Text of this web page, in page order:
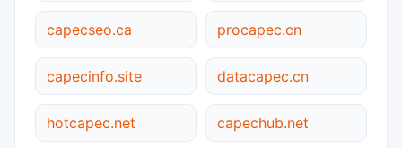
capecseo.ca procapec.cn
capecinfo.site datacapec.cn
hotcapec.net capechub.net